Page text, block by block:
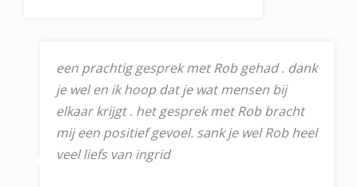
een prachtig gesprek met Rob gehad . dank
je wel en ik hoop dat je wat mensen bij
elkaar krijgt . het gesprek met Rob bracht
mij een positief gevoel. sank je wel Rob heel
veel liefs van ingrid